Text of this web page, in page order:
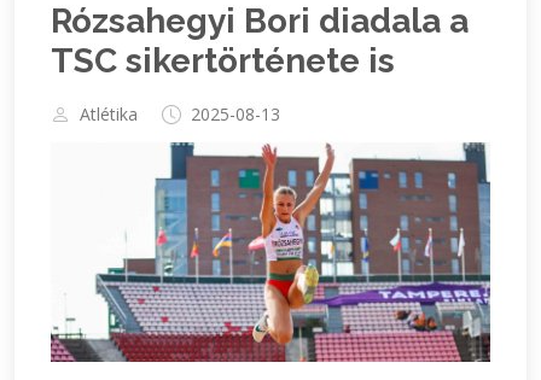
Rózsahegyi Bori diadala a
TSC sikertörténete is
Atlétika 2025-08-13